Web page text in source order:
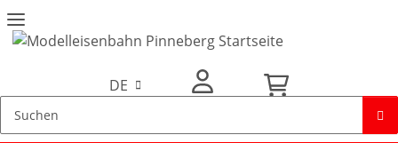
DE